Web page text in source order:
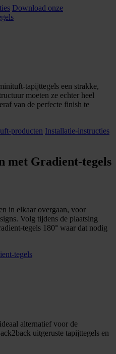
Download onze
tapijttegels een strakke,
moeten ze echter heel
van de perfecte finish te
producten Installatie-instructies
met Gradient-tegels
in elkaar overgaan, voor
Volg tijdens de plaatsing
tegels 180° waar dat nodig
tegels
alternatief voor de
uitgeruste tapijttegels en